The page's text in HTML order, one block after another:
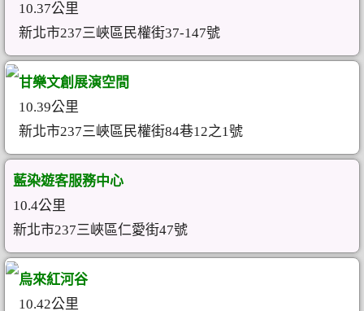
10.37公里
新北市237三峽區民權街37-147號
甘樂文創展演空間
10.39公里
新北市237三峽區民權街84巷12之1號
藍染遊客服務中心
10.4公里
新北市237三峽區仁愛街47號
烏來紅河谷
10.42公里